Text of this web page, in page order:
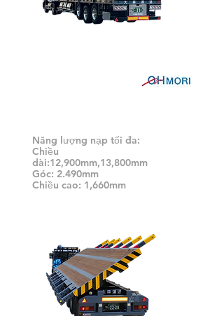
Năng lượng nạp tối đa:
Chiều
dài:12,900mm,13,800mm
Góc: 2.490mm
Chiều cao: 1,660mm